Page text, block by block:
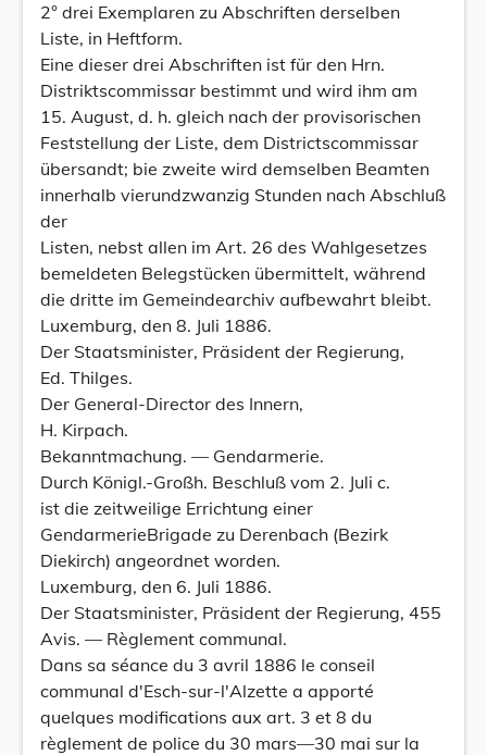
2° drei Exemplaren zu Abschriften derselben
Liste, in Heftform.
Eine dieser drei Abschriften ist für den Hrn.
Distriktscommissar bestimmt und wird ihm am
15. August, d. h. gleich nach der provisorischen
Feststellung der Liste, dem Districtscommissar
übersandt; bie zweite wird demselben Beamten
innerhalb vierundzwanzig Stunden nach Abschluß
der
Listen, nebst allen im Art. 26 des Wahlgesetzes
bemeldeten Belegstücken übermittelt, während
die dritte im Gemeindearchiv aufbewahrt bleibt.
Luxemburg, den 8. Juli 1886.
Der Staatsminister, Präsident der Regierung,
Ed. Thilges.
Der General-Director des Innern,
H. Kirpach.
Bekanntmachung. — Gendarmerie.
Durch Königl.-Großh. Beschluß vom 2. Juli c.
ist die zeitweilige Errichtung einer
GendarmerieBrigade zu Derenbach (Bezirk
Diekirch) angeordnet worden.
Luxemburg, den 6. Juli 1886.
Der Staatsminister, Präsident der Regierung, 455
Avis. — Règlement communal.
Dans sa séance du 3 avril 1886 le conseil
communal d'Esch-sur-l'Alzette a apporté
quelques modifications aux art. 3 et 8 du
règlement de police du 30 mars—30 mai sur la